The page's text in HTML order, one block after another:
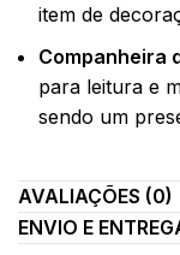
item de
Companheira
para leitura e
sendo um
AVALIAÇÕES (0)
ENVIO E